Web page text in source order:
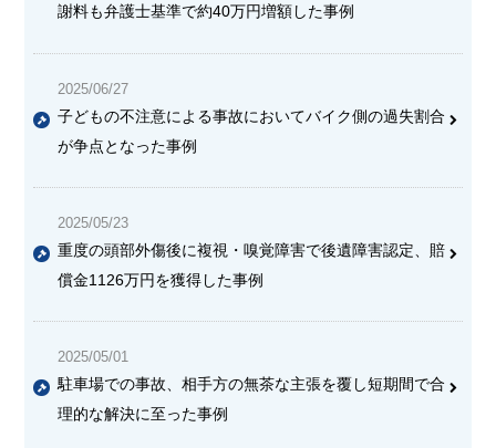
謝料も弁護士基準で約40万円増額した事例
2025/06/27
子どもの不注意による事故においてバイク側の過失割合
が争点となった事例
2025/05/23
重度の頭部外傷後に複視・嗅覚障害で後遺障害認定、賠
償金1126万円を獲得した事例
2025/05/01
駐車場での事故、相手方の無茶な主張を覆し短期間で合
理的な解決に至った事例